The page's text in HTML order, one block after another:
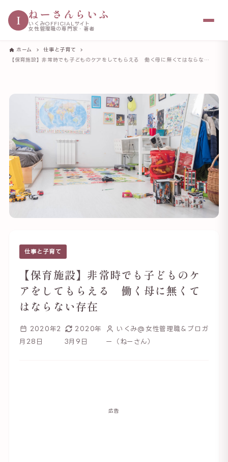
I ねーさんらいふ
いくみOFFICIALサイト
女性管理職の専門家・著者
ホーム
仕事と子育て
【保育施設】非常時でも子どものケアをしてもらえる 働く母に無くてはならない存在
仕事と子育て
【保育施設】非常時でも子どものケ
アをしてもらえる 働く母に無くて
はならない存在
2020年2
月28日
2020年
3月9日
いくみ@女性管理職＆ブロガ
ー（ねーさん）
広告